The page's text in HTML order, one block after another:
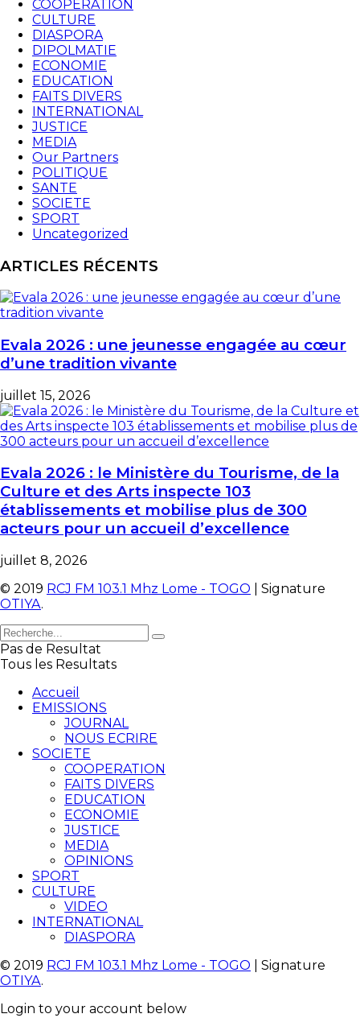
COOPERATION
CULTURE
DIASPORA
DIPOLMATIE
ECONOMIE
EDUCATION
FAITS DIVERS
INTERNATIONAL
JUSTICE
MEDIA
Our Partners
POLITIQUE
SANTE
SOCIETE
SPORT
Uncategorized
ARTICLES RÉCENTS
Evala 2026 : une jeunesse engagée au cœur
d’une tradition vivante
juillet 15, 2026
Evala 2026 : le Ministère du Tourisme, de la
Culture et des Arts inspecte 103
établissements et mobilise plus de 300
acteurs pour un accueil d’excellence
juillet 8, 2026
© 2019 RCJ FM 103.1 Mhz Lome - TOGO | Signature
OTIYA.
Pas de Resultat
Tous les Resultats
Accueil
EMISSIONS
JOURNAL
NOUS ECRIRE
SOCIETE
COOPERATION
FAITS DIVERS
EDUCATION
ECONOMIE
JUSTICE
MEDIA
OPINIONS
SPORT
CULTURE
VIDEO
INTERNATIONAL
DIASPORA
© 2019 RCJ FM 103.1 Mhz Lome - TOGO | Signature
OTIYA.
Login to your account below